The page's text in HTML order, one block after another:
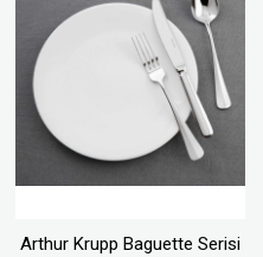
Arthur Krupp Baguette Serisi